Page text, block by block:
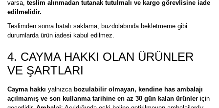
varsa, teslim alınmadan tutanak tutulmalı ve kargo görevlisine iade
edilmelidir.
Teslimden sonra hatalı saklama, buzdolabında bekletmeme gibi
durumlarda ürün iadesi kabul edilmez.
4. CAYMA HAKKI OLAN ÜRÜNLER
VE ŞARTLARI
Cayma hakkı yalnızca bozulabilir olmayan, kendine has ambalajı
açılmamış ve son kullanma tarihine en az 30 gün kalan ürünler için